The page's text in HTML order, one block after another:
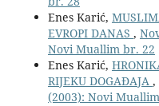
Enes Karić,
EVROPI DANAS ,
Novi Muallim br. 22
Enes Karić,
RIJEKU DOGAĐAJA ,
(2003): Novi